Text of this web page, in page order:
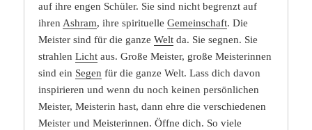
auf ihre engen Schüler. Sie sind nicht begrenzt auf
ihrenAshram, ihre spirituelleGemeinschaft. Die
Meister sind für die ganzeWelt da. Sie segnen. Sie
strahlenLicht aus. Große Meister, große Meisterinnen
sind ein Segen für die ganze Welt. Lass dich davon
inspirieren und wenn du noch keinen persönlichen
Meister, Meisterin hast, dann ehre die verschiedenen
Meister und Meisterinnen. Öffne dich. So viele